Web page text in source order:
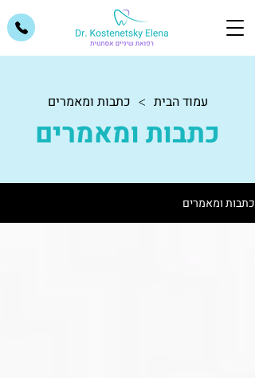
עמוד הבית > כתבות ומאמרים
כתבות ומאמרים
כתבות ומאמרים